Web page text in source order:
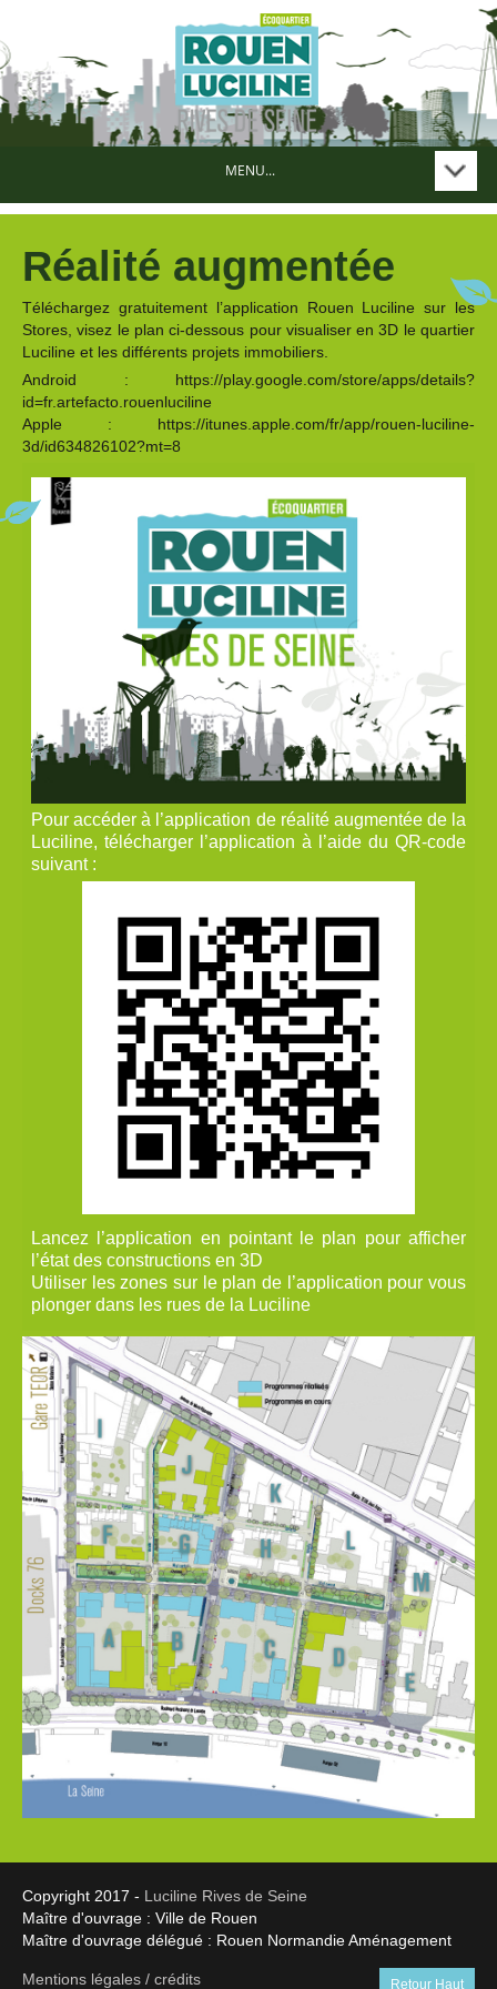
MENU...
Retour Haut
Réalité augmentée
Téléchargez gratuitement l’application Rouen Luciline sur les
Stores, visez le plan ci-dessous pour visualiser en 3D le quartier
Luciline et les différents projets immobiliers.
Android : https://play.google.com/store/apps/details?
id=fr.artefacto.rouenluciline
Apple : https://itunes.apple.com/fr/app/rouen-luciline-
3d/id634826102?mt=8
Pour accéder à l’application de réalité augmentée de la
Luciline, télécharger l’application à l’aide du QR-code
suivant :
Lancez l’application en pointant le plan pour afficher
l’état des constructions en 3D
Utiliser les zones sur le plan de l’application pour vous
plonger dans les rues de la Luciline
Copyright 2017 - Luciline Rives de Seine
Maître d'ouvrage : Ville de Rouen
Maître d'ouvrage délégué : Rouen Normandie Aménagement
Mentions légales / crédits